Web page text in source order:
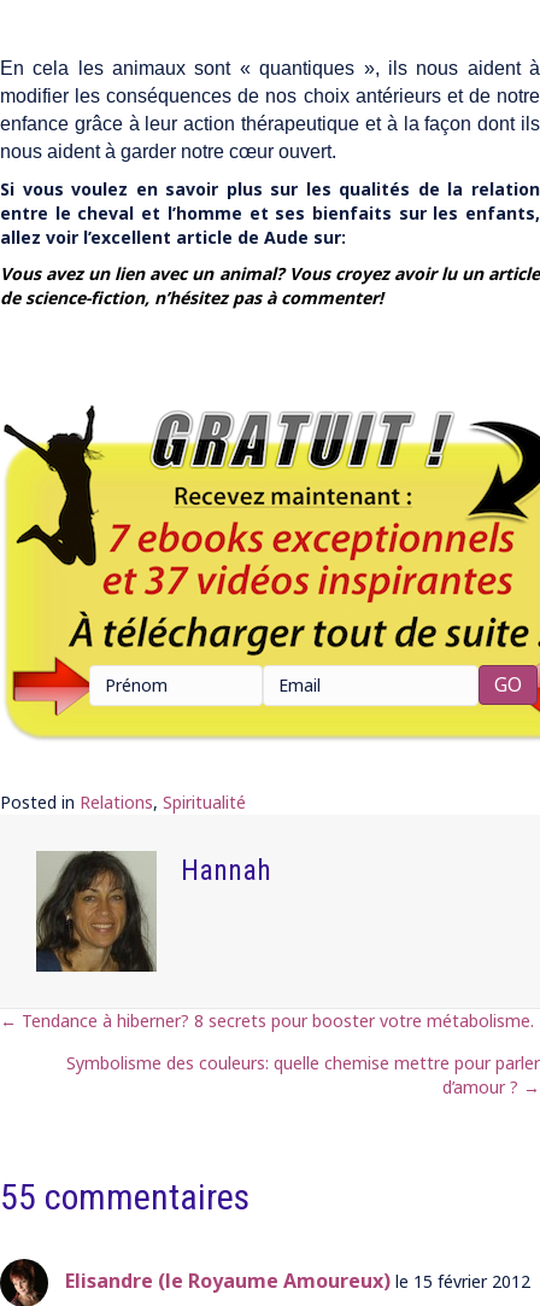
En cela les animaux sont « quantiques », ils nous aident à
modifier les conséquences de nos choix antérieurs et de notre
enfance grâce à leur action thérapeutique et à la façon dont ils
nous aident à garder notre cœur ouvert.
Si vous voulez en savoir plus sur les qualités de la relation
entre le cheval et l’homme et ses bienfaits sur les enfants,
allez voir l’excellent article de Aude sur:
Vous avez un lien avec un animal? Vous croyez avoir lu un article
de science-fiction, n’hésitez pas à commenter!
Posted in Relations, Spiritualité
Hannah
Posts
navigation
← Tendance à hiberner? 8 secrets pour booster votre métabolisme.
Symbolisme des couleurs: quelle chemise mettre pour parler
d’amour ? →
55 commentaires
Elisandre (le Royaume Amoureux) le 15 février 2012